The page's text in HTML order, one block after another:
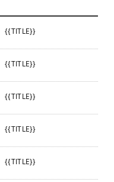
{{TITLE}}
{{TITLE}}
{{TITLE}}
{{TITLE}}
{{TITLE}}